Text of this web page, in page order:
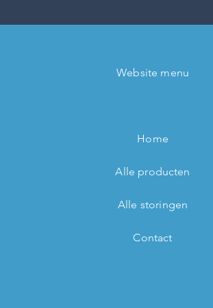
Website menu
Home
Alle producten
Alle storingen
Contact